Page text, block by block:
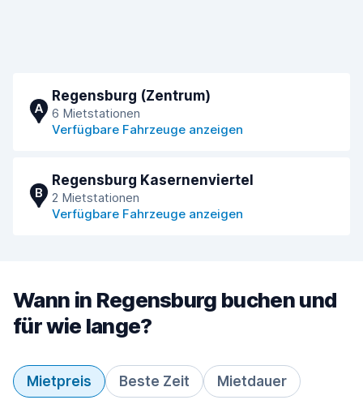
A
Regensburg (Zentrum)
6 Mietstationen
Verfügbare Fahrzeuge anzeigen
B
Regensburg Kasernenviertel
2 Mietstationen
Verfügbare Fahrzeuge anzeigen
Wann in Regensburg buchen und
für wie lange?
Mietpreis Beste Zeit Mietdauer